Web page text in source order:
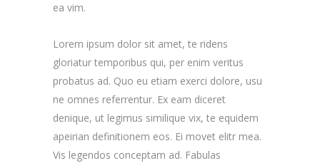
ea vim.
Lorem ipsum dolor sit amet, te ridens
gloriatur temporibus qui, per enim veritus
probatus ad. Quo eu etiam exerci dolore, usu
ne omnes referrentur. Ex eam diceret
denique, ut legimus similique vix, te equidem
apeirian definitionem eos. Ei movet elitr mea.
Vis legendos conceptam ad. Fabulas